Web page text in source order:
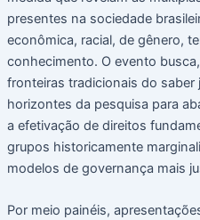
presentes na sociedade
econômica, racial, de gênero,
conhecimento. O evento
fronteiras tradicionais do saber
horizontes da pesquisa para
a efetivação de direitos
grupos historicamente
modelos de governança mais
Por meio painéis,